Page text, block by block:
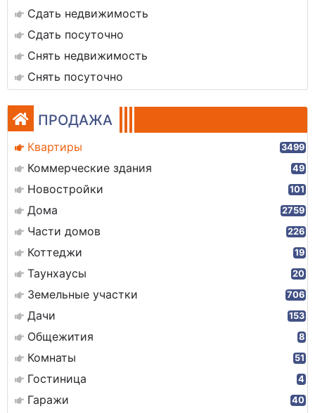
Сдать недвижимость
Сдать посуточно
Снять недвижимость
Снять посуточно
ПРОДАЖА
Квартиры 3499
Коммерческие здания 49
Новостройки 101
Дома 2759
Части домов 226
Коттеджи 19
Таунхаусы 20
Земельные участки 706
Дачи 153
Общежития 8
Комнаты 51
Гостиница 4
Гаражи 40